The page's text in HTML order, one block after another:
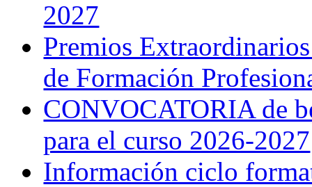
2027
Premios
de Formación
CONVOCATORIA de
para el curso 2026-2027
Información ciclo